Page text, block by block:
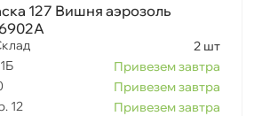
127 Вишня аэрозоль
2 шт
Привезем завтра
Привезем завтра
12
Привезем завтра